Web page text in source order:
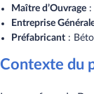
Maître d’Ouvrage:
Entreprise
Préfabricant:
Contexte du